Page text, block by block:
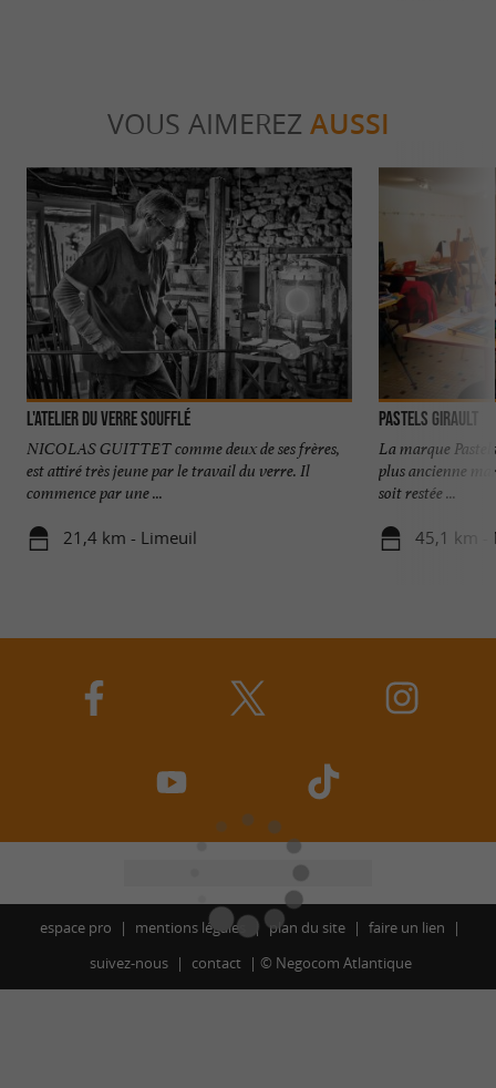
VOUS AIMEREZ AUSSI
L'Atelier du Verre Soufflé
NICOLAS GUITTET comme deux de ses frères,
est attiré très jeune par le travail du verre. Il
commence par une ...
21,4 km - Limeuil
Pastels Girault
La marque
plus ancienne
soit restée ...
45,1 km -
espace pro mentions légales plan du site
faire un lien
suivez-nous
contact © Negocom Atlantique